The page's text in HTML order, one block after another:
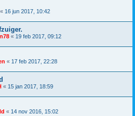
16 jun 2017, 10:42
« 19 feb 2017, 09:12
« 17 feb 2017, 22:28
« 15 jan 2017, 18:59
« 14 nov 2016, 15:02